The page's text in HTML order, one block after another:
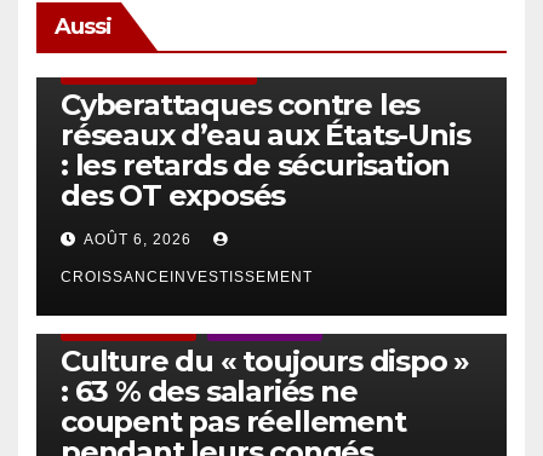
Aussi
Cyberattaques contre les
réseaux d’eau aux États-Unis
: les retards de sécurisation
des OT exposés
AOÛT 6, 2026
CROISSANCEINVESTISSEMENT
Culture du « toujours dispo »
: 63 % des salariés ne
coupent pas réellement